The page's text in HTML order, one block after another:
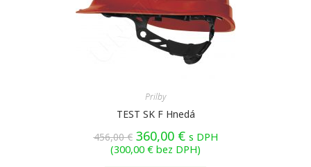
Prilby
TEST SK F Hnedá
456,00€ 360,00 € s DPH
(300,00 € bez DPH)